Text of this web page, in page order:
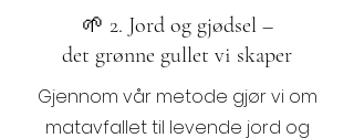
🌱 2. Jord og gjødsel –
det grønne gullet vi skaper
Gjennom vår metode gjør vi om
matavfallet til levende jord og